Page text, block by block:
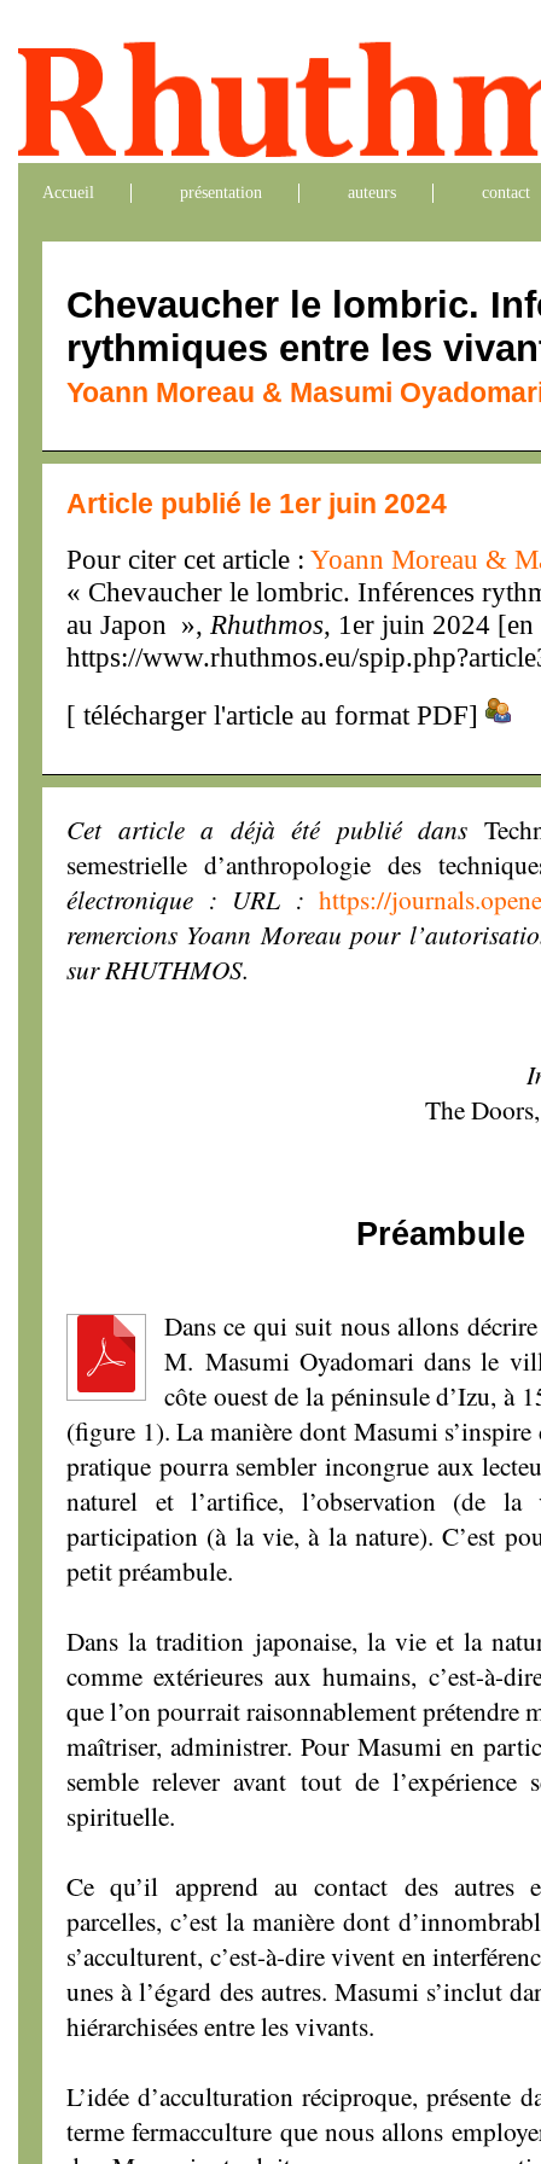
Accueil présentation auteurs contact
Chevaucher le lombric.
rythmiques entre les
Yoann Moreau & Masumi
Article publié le 1er juin 2024
Pour citer cet article : Yoann Moreau &
« Chevaucher le lombric. Inférences
au Japon », Rhuthmos, 1er juin 2024
https://www.rhuthmos.eu/
[ télécharger l'article au format PDF]
Cet article a déjà été publié dans
semestrielle d’anthropologie des
électronique : URL : https://
remercions Yoann Moreau pour
sur RHUTHMOS.
The
Préambule
Dans ce qui suit nous allons
M. Masumi Oyadomari dans le
côte ouest de la péninsule d’Izu, à
(figure 1). La manière dont Masumi
pratique pourra sembler incongrue aux
naturel et l’artifice, l’observation (de
participation (à la vie, à la nature). C’est
petit préambule.
Dans la tradition japonaise, la vie et la
comme extérieures aux humains, c’est-à-
que l’on pourrait raisonnablement prétendre
maîtriser, administrer. Pour Masumi en
semble relever avant tout de l’expérience
spirituelle.
Ce qu’il apprend au contact des autres
parcelles, c’est la manière dont
s’acculturent, c’est-à-dire vivent en
unes à l’égard des autres. Masumi s’inclut
hiérarchisées entre les vivants.
L’idée d’acculturation réciproque, présente
terme fermacculture que nous allons